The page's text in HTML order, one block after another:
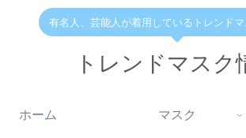
有名人、芸能人が着用しているトレンド
トレンドマスク
ホーム マスク